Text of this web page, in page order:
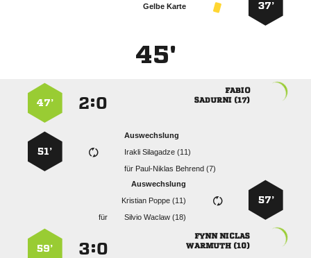
37’
Gelbe Karte
45'

 
:
47’
Auswechslung
  
für   
51’
57’
Auswechslung
  
für
  
 
 
:
59’